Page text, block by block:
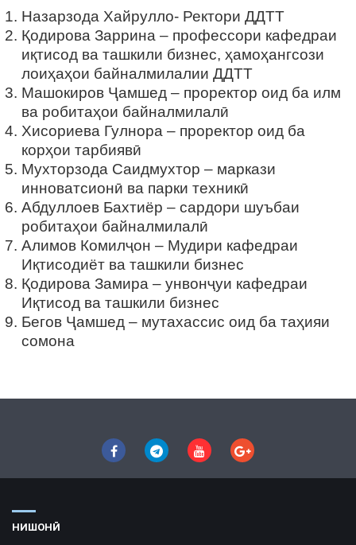
Назарзода Хайрулло- Ректори ДДТТ
Қодирова Заррина – профессори кафедраи
иқтисод ва ташкили бизнес, ҳамоҳангсози
лоиҳаҳои байналмилалии ДДТТ
Машокиров Ҷамшед – проректор оид ба илм
ва робитаҳои байналмилалӣ
Хисориева Гулнора – проректор оид ба
корҳои тарбиявӣ
Мухторзода Саидмухтор – маркази
инноватсионӣ ва парки техникӣ
Абдуллоев Бахтиёр – сардори шуъбаи
робитаҳои байналмилалӣ
Алимов Комилҷон – Мудири кафедраи
Иқтисодиёт ва ташкили бизнес
Қодирова Замира – унвонҷуи кафедраи
Иқтисод ва ташкили бизнес
Бегов Ҷамшед – мутахассис оид ба таҳияи
сомона
НИШОНӢ